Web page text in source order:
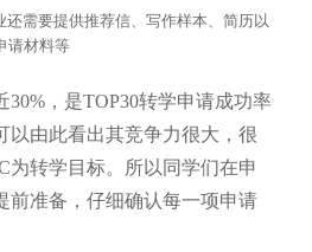
还需要提供推荐信、写作样本、简历以
请材料等
30%，是TOP30转学申请成功率
以由此看出其竞争力很大，很
为转学目标。所以同学们在申
前准备，仔细确认每一项申请